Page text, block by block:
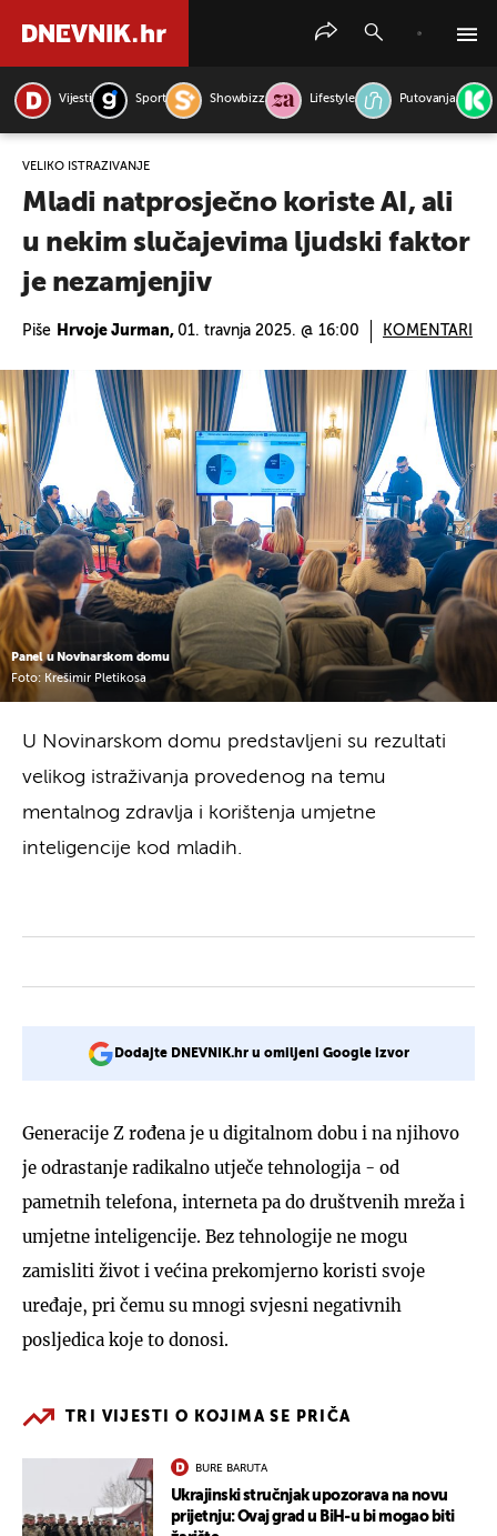
Vijesti Sport Showbizz Lifestyle Putovanja
VELIKO ISTRAŽIVANJE
Mladi natprosječno koriste AI, ali
u nekim slučajevima ljudski faktor
je nezamjenjiv
Piše Hrvoje Jurman, 01. travnja 2025. @ 16:00 KOMENTARI
Panel u Novinarskom domu
Foto: Krešimir Pletikosa
U Novinarskom domu predstavljeni su rezultati
velikog istraživanja provedenog na temu
mentalnog zdravlja i korištenja umjetne
inteligencije kod mladih.
Dodajte DNEVNIK.hr u omiljeni Google izvor
Generacije Z rođena je u digitalnom dobu i na njihovo
je odrastanje radikalno utječe tehnologija - od
pametnih telefona, interneta pa do društvenih mreža i
umjetne inteligencije. Bez tehnologije ne mogu
zamisliti život i većina prekomjerno koristi svoje
uređaje, pri čemu su mnogi svjesni negativnih
posljedica koje to donosi.
TRI VIJESTI O KOJIMA SE PRIČA
BURE BARUTA
Ukrajinski stručnjak upozorava na novu
prijetnju: Ovaj grad u BiH-u bi mogao biti
PRETRAŽITE VIJESTI